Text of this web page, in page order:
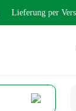
Lieferung per